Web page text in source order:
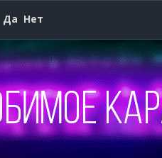
Да Нет